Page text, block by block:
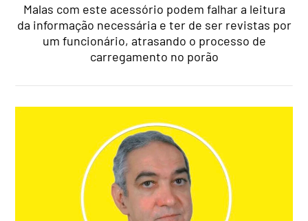
Malas com este acessório podem falhar a leitura
da informação necessária e ter de ser revistas por
um funcionário, atrasando o processo de
carregamento no porão